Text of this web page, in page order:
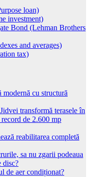
loan)
investment)
Bond (Lehman Brothers
and averages)
tax)
cu structură
transformă terasele în
de 2.600 mp
reabilitarea completă
sa nu zgarii podeaua
disc?
de aer condiționat?